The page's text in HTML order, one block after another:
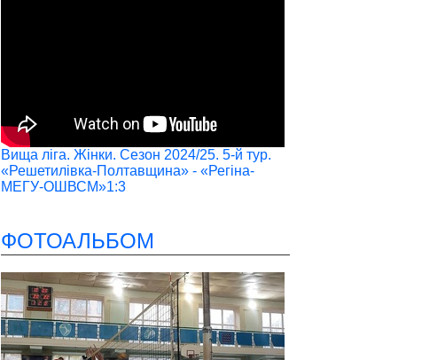
Вища ліга. Жінки. Сезон 2024/25. 5-й тур.
«Решетилівка-Полтавщина» - «Регіна-
МЕГУ-ОШВСМ»1:3
ФОТОАЛЬБОМ